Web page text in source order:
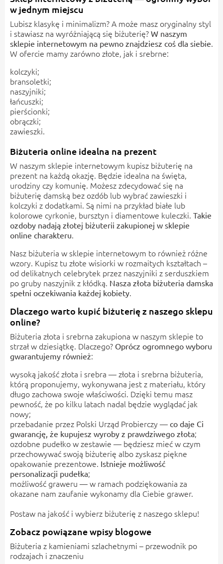
w jednym miejscu
Lubisz klasykę i minimalizm? A może masz oryginalny styl
i stawiasz na wyróżniającą się biżuterię? W naszym
sklepie internetowym na pewno znajdziesz coś dla siebie.
W ofercie mamy zarówno złote, jak i srebrne:
kolczyki;
bransoletki;
naszyjniki;
łańcuszki;
pierścionki;
obrączki;
zawieszki.
Biżuteria online idealna na prezent
W naszym sklepie internetowym kupisz biżuterię na
prezent na każdą okazję. Będzie idealna na święta,
urodziny czy komunię. Możesz zdecydować się na
biżuterię damską bez ozdób lub wybrać zawieszki i
kolczyki z dodatkami. Są nimi na przykład białe lub
kolorowe cyrkonie, bursztyn i diamentowe kuleczki. Takie
ozdoby nadają złotej biżuterii zakupionej w sklepie
online charakteru.
Nasz biżuteria w sklepie internetowym to również różne
wzory. Kupisz tu złote wisiorki w rozmaitych kształtach –
od delikatnych celebrytek przez naszyjniki z serduszkiem
po gruby naszyjnik z kłódką. Nasza złota biżuteria damska
spełni oczekiwania każdej kobiety.
Dlaczego warto kupić biżuterię z naszego sklepu
online?
Biżuteria złota i srebrna zakupiona w naszym sklepie to
strzał w dziesiątkę. Dlaczego? Oprócz ogromnego wyboru
gwarantujemy również:
wysoką jakość złota i srebra — złota i srebrna biżuteria,
którą proponujemy, wykonywana jest z materiału, który
długo zachowa swoje właściwości. Dzięki temu masz
pewność, że po kilku latach nadal będzie wyglądać jak
nowy;
przebadanie przez Polski Urząd Probierczy — co daje Ci
gwarancję, że kupujesz wyroby z prawdziwego złota;
ozdobne pudełko w zestawie — będziesz mieć w czym
przechowywać swoją biżuterię albo zyskasz piękne
opakowanie prezentowe. Istnieje możliwość
personalizacji pudełka;
możliwość graweru — w ramach podziękowania za
okazane nam zaufanie wykonamy dla Ciebie grawer.
Postaw na jakość i wybierz biżuterię z naszego sklepu!
Zobacz powiązane wpisy blogowe
Biżuteria z kamieniami szlachetnymi – przewodnik po
rodzajach i znaczeniu